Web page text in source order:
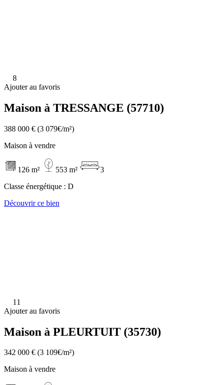
8
Ajouter au favoris
Maison à TRESSANGE (57710)
388 000 € (3 079€/m²)
Maison à vendre
126 m² 553 m²
3
Classe énergétique : D
Découvrir ce bien
11
Ajouter au favoris
Maison à PLEURTUIT (35730)
342 000 € (3 109€/m²)
Maison à vendre